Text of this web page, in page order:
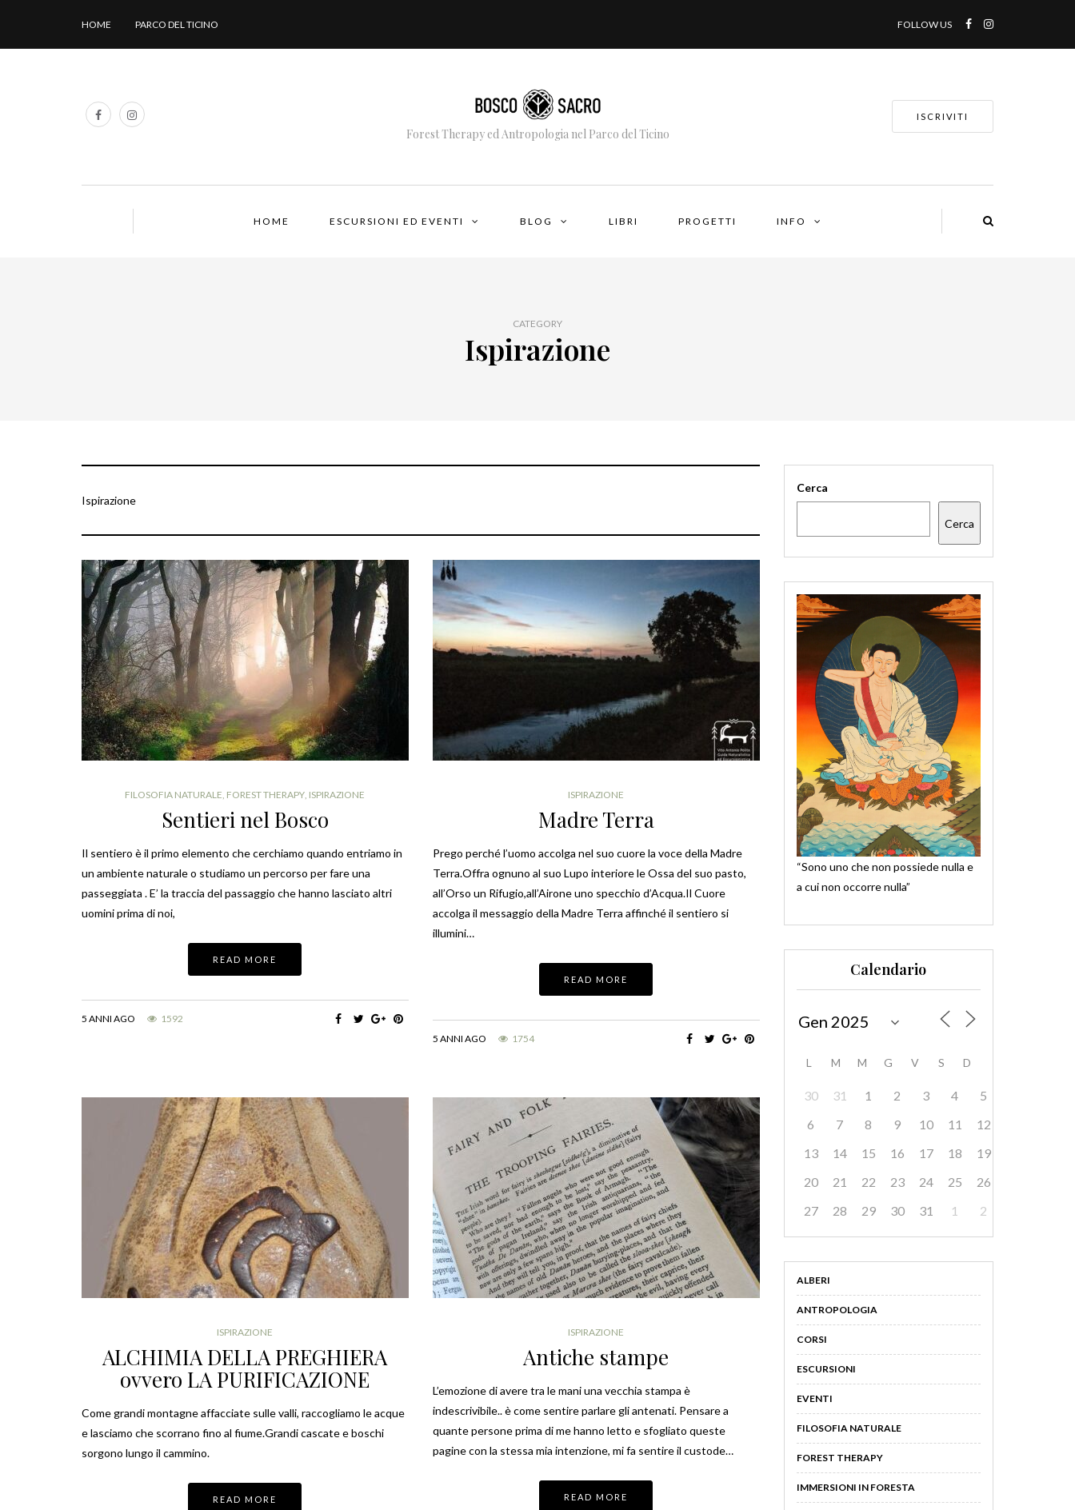
HOME PARCO DEL TICINO FOLLOW US
Forest Therapy ed Antropologia nel Parco del Ticino
ISCRIVITI
HOME ESCURSIONI ED EVENTI BLOG LIBRI PROGETTI INFO
CATEGORY
Ispirazione
Ispirazione
FILOSOFIA NATURALE FOREST THERAPY ISPIRAZIONE
Sentieri nel Bosco
Il sentiero è il primo elemento che cerchiamo quando entriamo in
un ambiente naturale o studiamo un percorso per fare una
passeggiata . E’ la traccia del passaggio che hanno lasciato altri
uomini prima di noi,
READ MORE
5 ANNI AGO 1592
ISPIRAZIONE
Madre Terra
Prego perché l’uomo accolga nel suo cuore la voce della Madre
Terra.Offra ognuno al suo Lupo interiore le Ossa del suo pasto,
all’Orso un Rifugio,all’Airone uno specchio d’Acqua.Il Cuore
accolga il messaggio della Madre Terra affinché il sentiero si
illumini…
READ MORE
5 ANNI AGO 1754
ISPIRAZIONE
ALCHIMIA DELLA PREGHIERA
ovvero LA PURIFICAZIONE
Come grandi montagne affacciate sulle valli, raccogliamo le acque
e lasciamo che scorrano fino al fiume.Grandi cascate e boschi
sorgono lungo il cammino.
READ MORE
ISPIRAZIONE
Antiche stampe
L’emozione di avere tra le mani una vecchia stampa è
indescrivibile.. è come sentire parlare gli antenati. Pensare a
quante persone prima di me hanno letto e sfogliato queste
pagine con la stessa mia intenzione, mi fa sentire il custode…
READ MORE
Cerca
Cerca
“Sono uno che non possiede nulla e
a cui non occorre nulla”
Calendario
L M M G V S D
30 31 1 2 3 4
5
6
7 8 9 10 11
12
13
14 15 16 17 18
19
20
21 22 23 24 25
26
27
28 29 30 31 1 2
ALBERI
ANTROPOLOGIA
CORSI
ESCURSIONI
EVENTI
FILOSOFIA NATURALE
FOREST THERAPY
IMMERSIONI IN FORESTA